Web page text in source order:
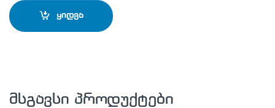
ყიდვა
მსგავსი პროდუქტები